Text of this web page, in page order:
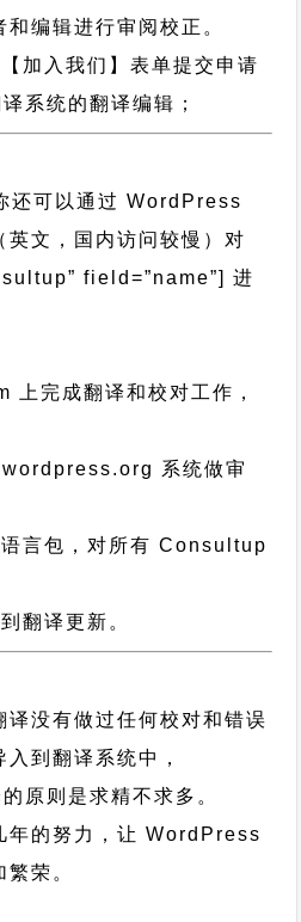
编辑进行审阅校正。
加入我们】表单提交申请
系统的翻译编辑；
还可以通过WordPress
文，国内访问较慢）对
field=”name”]进
完成翻译和校对工作，
系统做审
言包，对所有 Consultup
翻译更新。
译没有做过任何校对和错误
到翻译系统中，
原则 是求精不求多。
年的努力，让 WordPress
荣。